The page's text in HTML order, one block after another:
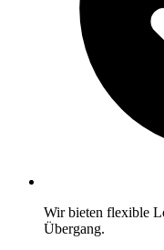
Wir bieten flexible
Übergang.